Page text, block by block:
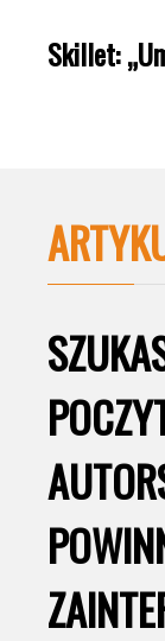
Skillet: